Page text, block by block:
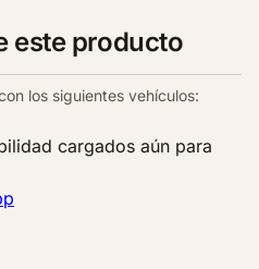
este producto
los siguientes vehículos:
cargados aún para